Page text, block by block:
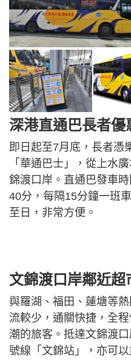
深港直通巴長者優
即日起至7月底，長者憑
「華通巴士」，從上水
錦渡口岸。直通巴發車
40分，每隔15分鐘一班
至日，非常方便。
文錦渡口岸鄰近超
與羅湖、福田、蓮塘等
流較少，通關快捷，全
潮的旅客。抵達文錦渡
號線「文錦站」，亦可